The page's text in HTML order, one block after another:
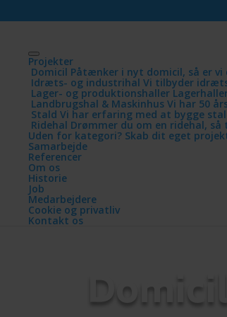
Projekter
Domicil Påtænker i nyt domicil, så er
Idræts- og industrihal Vi tilbyder
Lager- og produktionshaller
Landbrugshal & Maskinhus Vi har 50
Stald Vi har erfaring med at bygge
Ridehal Drømmer du om en ridehal,
Uden for kategori? Skab dit eget
Samarbejde
Referencer
Om os
Historie
Job
Medarbejdere
Cookie og privatliv
Kontakt os